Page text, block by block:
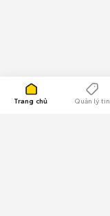
Trang chủ Quản lý tin